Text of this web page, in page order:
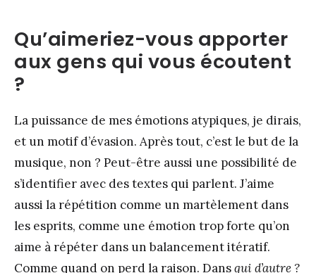
Qu’aimeriez-vous apporter
aux gens qui vous écoutent
?
La puissance de mes émotions atypiques, je dirais,
et un motif d’évasion. Après tout, c’est le but de la
musique, non ? Peut-être aussi une possibilité de
s’identifier avec des textes qui parlent. J’aime
aussi la répétition comme un martèlement dans
les esprits, comme une émotion trop forte qu’on
aime à répéter dans un balancement itératif.
Comme quand on perd la raison. Dansqui d’autre ?